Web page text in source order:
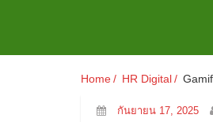
Home HR Digital
กันยายน 17, 2025